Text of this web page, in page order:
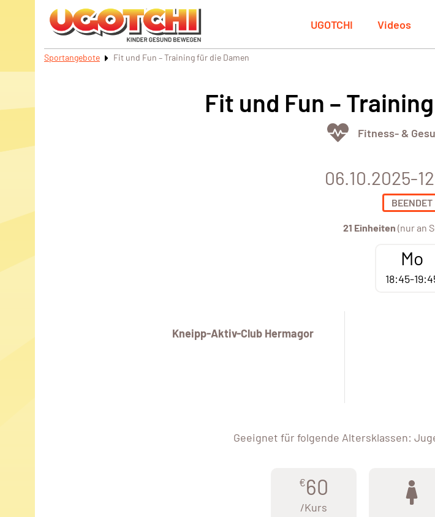
UGOTCHI Videos
Sportangebote Fit und Fun – Training für die Damen
Fit und Fun –
Fitness- &
06.10.2025-
BEENDET
21 Einheiten (nur an
Mo
18:45-
Kneipp-Aktiv-Club Hermagor
Geeignet für folgende Altersklassen:
€60
/Kurs